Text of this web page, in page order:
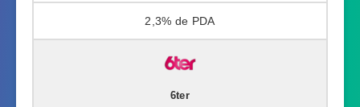
2,3%
6ter